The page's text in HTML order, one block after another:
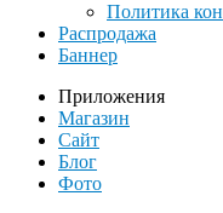
Политика
Распродажа
Баннер
Приложения
Магазин
Сайт
Блог
Фото